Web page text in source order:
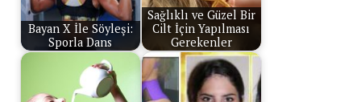
Bayan X İle Söyleşi:
Sporla Dans
Sağlıklı ve Güzel Bir
Cilt İçin Yapılması
Gerekenler